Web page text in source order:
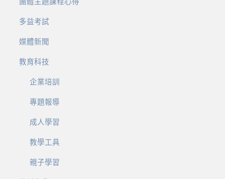
多益考試
媒體新聞
教育科技
企業培訓
專題報導
成人學習
教學工具
親子學習